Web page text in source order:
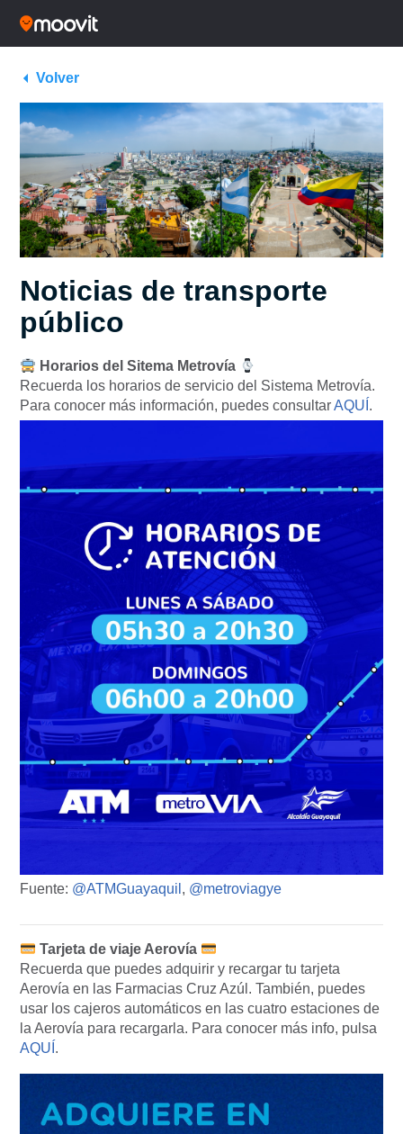
Volver
Noticias de transporte
público
Horarios del Sitema Metrovía
Recuerda los horarios de servicio del Sistema Metrovía.
Para conocer más información, puedes consultarAQUÍ .
Fuente: @ATMGuayaquil , @metroviagye
Tarjeta de viaje Aerovía
Recuerda que puedes adquirir y recargar tu tarjeta
Aerovía en las Farmacias Cruz Azúl. También, puedes
usar los cajeros automáticos en las cuatro estaciones de
la Aerovía para recargarla. Para conocer más info, pulsa
AQUÍ .